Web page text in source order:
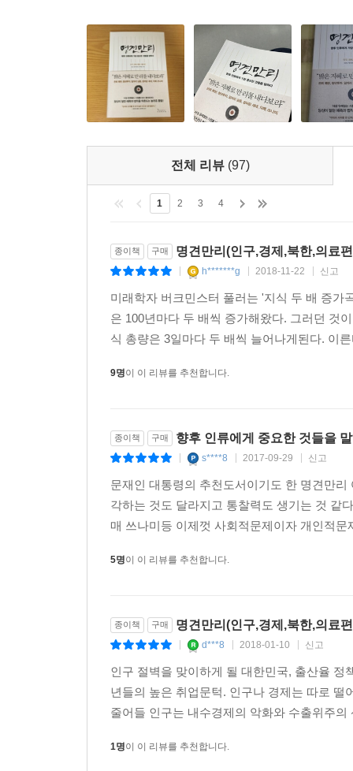
정서적인 접근을 돕는다. 글의 말미에는 제작진
취재노트가 담겨 있다. 책의 뒷부분에는 ‘더 볼거
이미 인류가 주목하는 문제는 과거와 달라졌다.
의료비용의 문제 등 앞으로 우리 인류는 향후 50
해법을 목도할 수 있을 것이다. 보고 느끼면서도
가능성을 발견하는 계기를 이 책을 통해 얻기 바
것이다.
전체 리뷰 (97)
1 2 3 4
종이책 구매 명견만리(인구,경제,북한,의료
h*******g 2018-11-22 신고
미래학자 버크민스터 풀러는 '지식 두 배 증가
은 100년마다 두 배씩 증가해왔다. 그러던 것
식 총량은 3일마다 두 배씩 늘어나게된다. 이
9명이 이 리뷰를 추천합니다.
종이책 구매 향후 인류에게 중요한 것들을
s****8 2017-09-29 신고
문재인 대통령의 추천도서이기도 한 명견만
각하는 것도 달라지고 통찰력도 생기는 것 같
매 쓰나미등 이제껏 사회적문제이자 개인적
5명이 이 리뷰를 추천합니다.
종이책 구매 명견만리(인구,경제,북한,의료
d***8 2018-01-10 신고
인구 절벽을 맞이하게 될 대한민국, 출산율
년들의 높은 취업문턱. 인구나 경제는 따로
줄어들 인구는 내수경제의 악화와 수출위주
1명이 이 리뷰를 추천합니다.